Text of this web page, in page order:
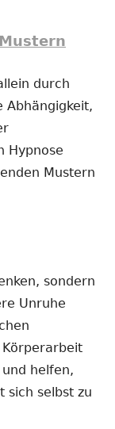
durch
Abhängigkeit,
Hypnose
Mustern
sondern
Unruhe
helfen,
sich selbst zu